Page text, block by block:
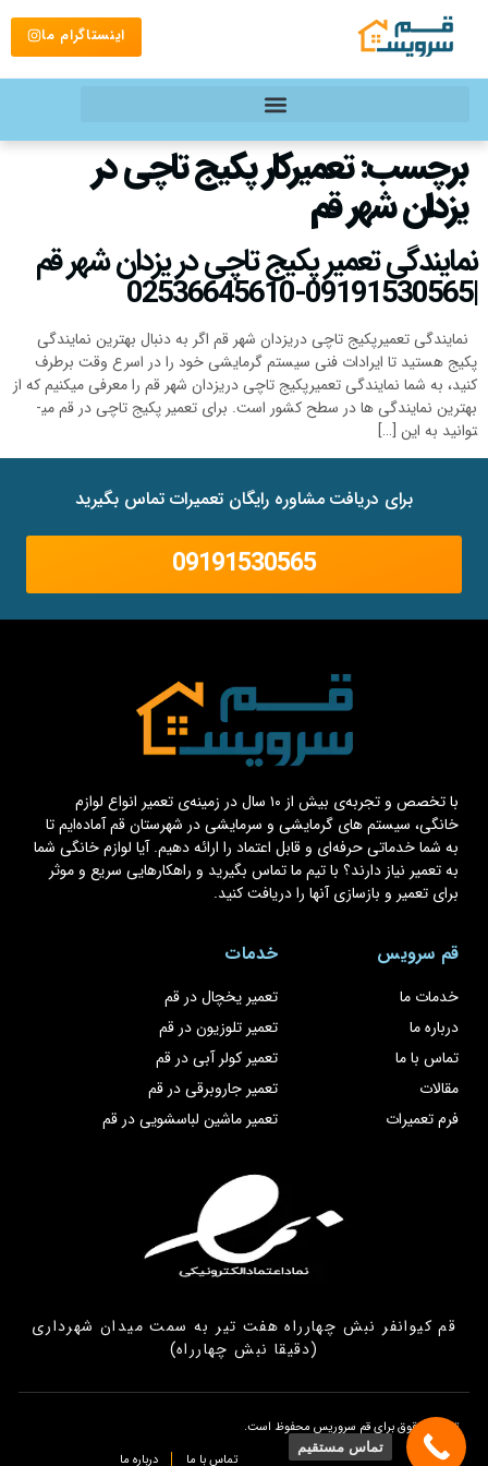
اینستاگرام ما
برچسب:تعمیرکار پکیج تاچی در
یزدان شهر قم
نمایندگی تعمیر پکیج تاچی در یزدان شهر قم
|09191530565-02536645610
نمایندگی تعمیرپکیج تاچی دریزدان شهر قم اگر به دنبال بهترین نمایندگی
پکیج هستید تا ایرادات فنی سیستم گرمایشی خود را در اسرع وقت برطرف
کنید، به شما نمایندگی تعمیرپکیج تاچی دریزدان شهر قم را معرفی می­کنیم که از
بهترین نمایندگی­ ها در سطح کشور است. برای تعمیر پکیج تاچی در قم می­
توانید به این […]
برای دریافت مشاوره رایگان تعمیرات تماس بگیرید
09191530565
با تخصص و تجربه‌ی بیش از ۱۰ سال در زمینه‌ی تعمیر انواع لوازم
خانگی، سیستم های گرمایشی و سرمایشی در شهرستان قم آماده‌ایم تا
به شما خدماتی حرفه‌ای و قابل اعتماد را ارائه دهیم. آیا لوازم خانگی شما
به تعمیر نیاز دارند؟ با تیم ما تماس بگیرید و راهکارهایی سریع و موثر
برای تعمیر و بازسازی آنها را دریافت کنید.
قم سرویس
خدمات ما
درباره ما
تماس با ما
مقالات
فرم تعمیرات
خدمات
تعمیر یخچال در قم
تعمیر تلوزیون در قم
تعمیر کولر آبی در قم
تعمیر جاروبرقی در قم
تعمیر ماشین لباسشویی در قم
قم کیوانفر نبش چهارراه هفت تیر به سمت میدان شهرداری
(دقیقا نبش چهارراه)
تمامی حقوق برای قم سروریس محفوظ است.
تماس با ما
درباره ما
تماس مستقیم